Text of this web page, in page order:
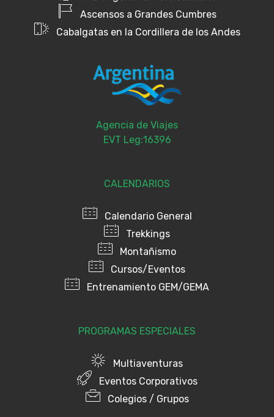
Ascensos a Grandes Cumbres
Cabalgatas en la Cordillera de los Andes
Agencia de Viajes
EVT Leg:16396
CALENDARIOS
Calendario General
Trekkings
Montañismo
Cursos/Eventos
Entrenamiento GEM/GEMA
PROGRAMAS ESPECIALES
Multiaventuras
Eventos Corporativos
Colegios / Grupos